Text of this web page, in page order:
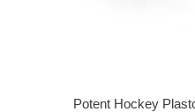
Potent Hockey